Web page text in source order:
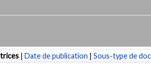
| Date de publication | Sous-type de